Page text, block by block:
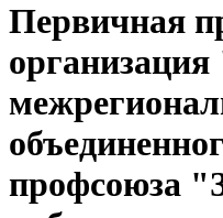
Первичная
профсоюза